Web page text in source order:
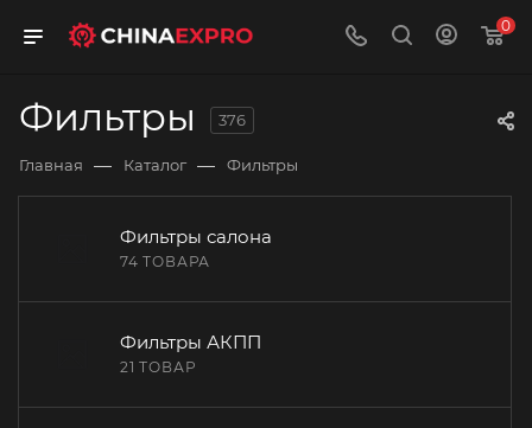
0
Фильтры 376
Главная — Каталог — Фильтры
Фильтры салона
74 ТОВАРА
Фильтры АКПП
21 ТОВАР